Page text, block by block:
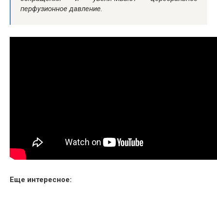
перфузионное давление.
Еще интересное: